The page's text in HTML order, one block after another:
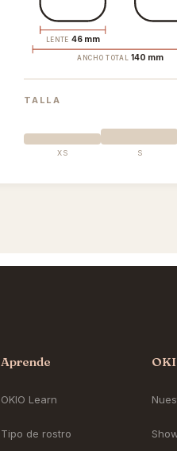
LENTE 46 mm
ANCHO TOTAL 140 mm
TALLA
XS S
Aprende
OKIO Learn
Tipo de rostro